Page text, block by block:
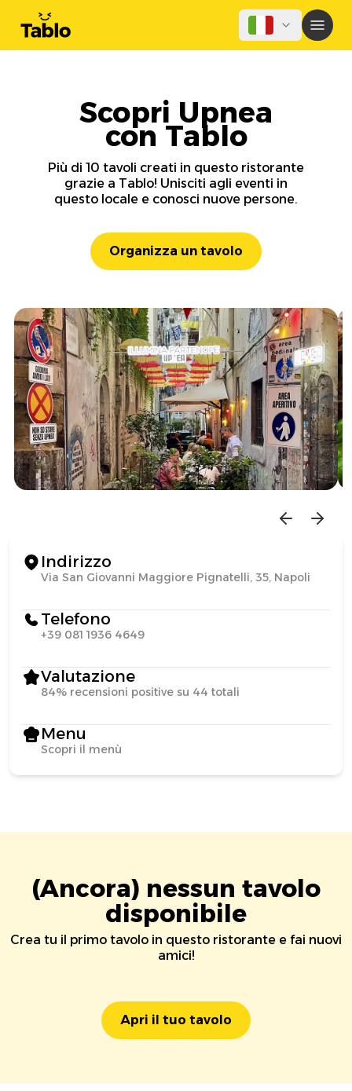
Scopri Upnea
con Tablo
Più di 10 tavoli creati in questo ristorante
grazie a Tablo! Unisciti agli eventi in
questo locale e conosci nuove persone.
Organizza un tavolo
Indirizzo
Via San Giovanni Maggiore Pignatelli, 35, Napoli
Telefono
+39 081 1936 4649
Valutazione
84% recensioni positive su 44 totali
Menu
Scopri il menù
(Ancora) nessun tavolo
disponibile
Crea tu il primo tavolo in questo ristorante e fai nuovi
amici!
Apri il tuo tavolo